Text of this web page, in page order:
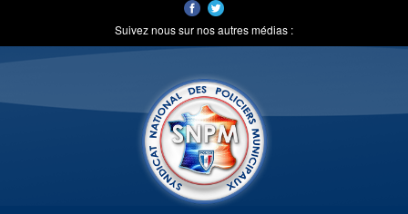
Suivez nous sur nos autres médias :